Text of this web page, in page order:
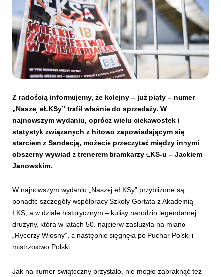
SKLEP KUP BILET
Z radością informujemy, że kolejny – już piąty – numer
„Naszej eŁKSy” trafił właśnie do sprzedaży. W
najnowszym wydaniu, oprócz wielu ciekawostek i
statystyk związanych z hitowo zapowiadającym się
starciem z Sandecją, możecie przeczytać między innymi
obszerny wywiad z trenerem bramkarzy ŁKS-u – Jackiem
Janowskim.
W najnowszym wydaniu „Naszej eŁKSy” przybliżone są
ponadto szczegóły współpracy Szkoły Gortata z Akademią
ŁKS, a w dziale historycznym – kulisy narodzin legendarnej
drużyny, która w latach 50. najpierw zasłużyła na miano
„Rycerzy Wiosny”, a następnie sięgnęła po Puchar Polski i
mistrzostwo Polski.
Jak na numer świąteczny przystało, nie mogło zabraknąć też